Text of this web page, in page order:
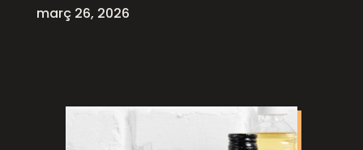
març 26, 2026